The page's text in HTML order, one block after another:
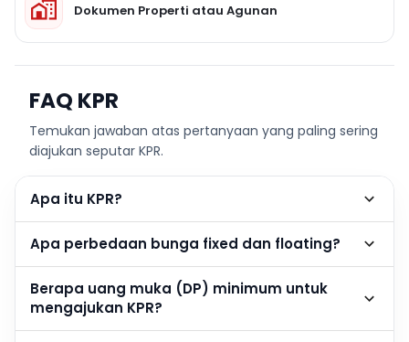
Dokumen Properti atau Agunan
FAQ KPR
Temukan jawaban atas pertanyaan yang paling sering
diajukan seputar KPR.
Apa itu KPR?
Apa perbedaan bunga fixed dan floating?
Berapa uang muka (DP) minimum untuk
mengajukan KPR?